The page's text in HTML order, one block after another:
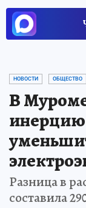
НОВОСТИ ОБЩЕСТВО
В
инерцию
Разница в
составила